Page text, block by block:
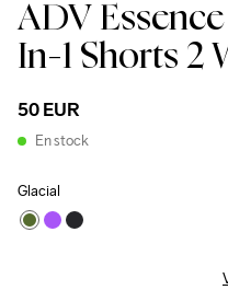
ADV
In-1 Shorts 2
50 EUR
En stock
Glacial